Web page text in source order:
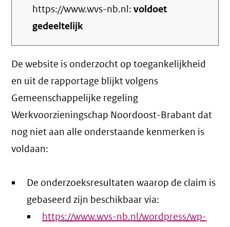
https://www.wvs-nb.nl:voldoet
gedeeltelijk
De website is onderzocht op toegankelijkheid
en uit de rapportage blijkt volgens
Gemeenschappelijke regeling
Werkvoorzieningschap Noordoost-Brabant dat
nog niet aan alle onderstaande kenmerken is
voldaan:
De onderzoeksresultaten waarop de claim is
gebaseerd zijn beschikbaar via:
https://www.wvs-nb.nl/wordpress/wp-